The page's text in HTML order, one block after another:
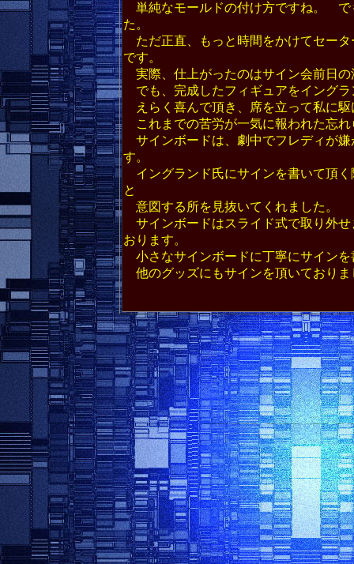
単純なモールドの付け方ですね。 で
た。
ただ正直、もっと時間をかけてセー
です。
実際、仕上がったのはサイン会前日の
でも、完成したフィギュアをイング
えらく喜んで頂き、席を立って私に
これまでの苦労が一気に報われた忘れ
サインボードは、劇中でフレディが
す。
イングランド氏にサインを書いて頂
と
意図する所を見抜いてくれました。
サインボードはスライド式で取り外
おります。
小さなサインボードに丁寧にサインを
他のグッズにもサインを頂いており